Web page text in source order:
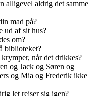
alligevel aldrig det samme
mad på?
ud af sit hus?
om?
biblioteket?
når det drikkes?
og Jack og Søren og
og Mia og Frederik ikke
let rejser sig igen?